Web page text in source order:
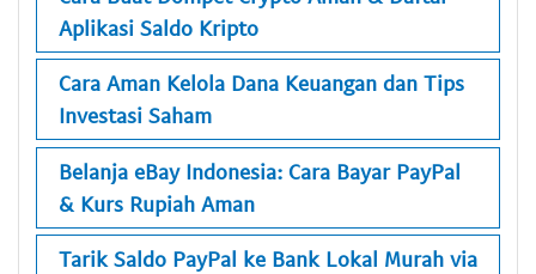
Aplikasi Saldo Kripto
Cara Aman Kelola Dana Keuangan dan Tips
Investasi Saham
Belanja eBay Indonesia: Cara Bayar PayPal
& Kurs Rupiah Aman
Tarik Saldo PayPal ke Bank Lokal Murah via